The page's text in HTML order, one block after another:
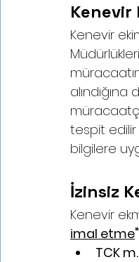
Kenevir
Kenevir
tespit edilir
bilgilere
İzinsiz
Kenevir
imal etme"
TCK